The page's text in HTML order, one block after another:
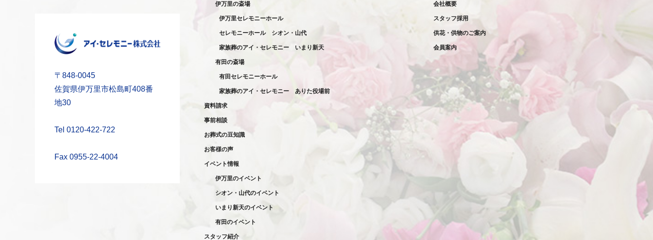
2023年1月
2022年12月
2022年11月
2022年10月
2022年8月
2022年7月
2022年4月
2022年3月
〒848-0045
佐賀県伊万里市松島町408番
地30
Tel 0120-422-722
Fax 0955-22-4004
伊万里の斎場
伊万里セレモニーホール
セレモニーホール シオン・山代
家族葬のアイ・セレモニー いまり新天
有田の斎場
有田セレモニーホール
家族葬のアイ・セレモニー ありた役場前
会社概要
スタッフ採用
供花・供物のご案内
会員案内
資料請求
事前相談
お葬式の豆知識
お客様の声
イベント情報
伊万里のイベント
シオン・山代のイベント
いまり新天のイベント
有田のイベント
スタッフ紹介